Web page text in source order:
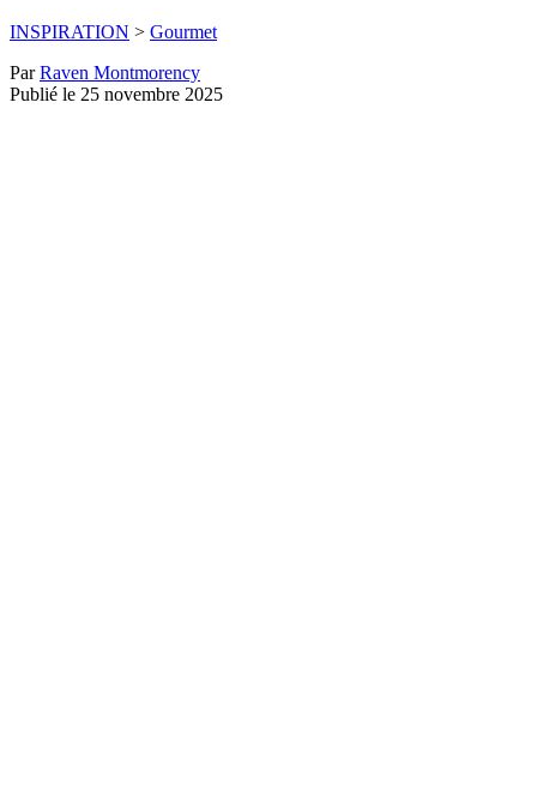
INSPIRATION > Gourmet
ParRaven Montmorency
Publié le 25 novembre 2025